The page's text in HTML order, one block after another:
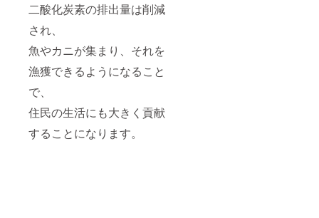
二酸化炭素の排出量は削減
され、
魚やカニが集まり、それを
漁獲できるようになること
で、
住民の生活にも大きく貢献
することになります。